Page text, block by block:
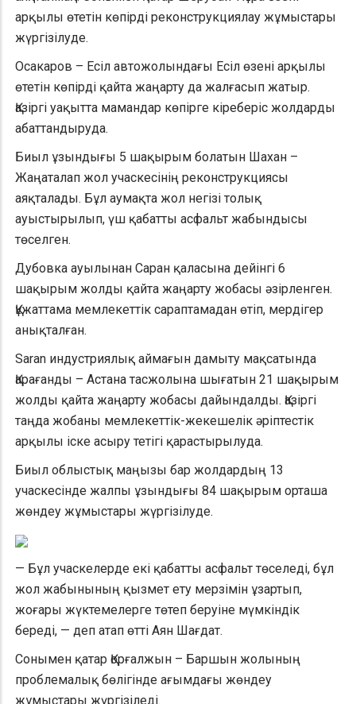
арқылы өтетін көпірді реконструкциялау жұмыстары
жүргізілуде.
Осакаров – Есіл автожолындағы Есіл өзені арқылы
өтетін көпірді қайта жаңарту да жалғасып жатыр.
Қазіргі уақытта мамандар көпірге кіреберіс жолдарды
абаттандыруда.
Биыл ұзындығы 5 шақырым болатын Шахан –
Жаңаталап жол учаскесінің реконструкциясы
аяқталады. Бұл аумақта жол негізі толық
ауыстырылып, үш қабатты асфальт жабындысы
төселген.
Дубовка ауылынан Саран қаласына дейінгі 6
шақырым жолды қайта жаңарту жобасы әзірленген.
Құжаттама мемлекеттік сараптамадан өтіп, мердігер
анықталған.
Saran индустриялық аймағын дамыту мақсатында
Қарағанды – Астана тасжолына шығатын 21 шақырым
жолды қайта жаңарту жобасы дайындалды. Қазіргі
таңда жобаны мемлекеттік-жекешелік әріптестік
арқылы іске асыру тетігі қарастырылуда.
Биыл облыстық маңызы бар жолдардың 13
учаскесінде жалпы ұзындығы 84 шақырым орташа
жөндеу жұмыстары жүргізілуде.
— Бұл учаскелерде екі қабатты асфальт төселеді, бұл
жол жабынының қызмет ету мерзімін ұзартып,
жоғары жүктемелерге төтеп беруіне мүмкіндік
береді, — деп атап өтті Аян Шағдат.
Сонымен қатар Қорғалжын – Баршын жолының
проблемалық бөлігінде ағымдағы жөндеу
жұмыстары жүргізіледі.